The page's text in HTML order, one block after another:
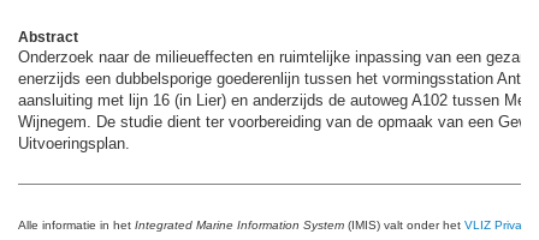
Abstract
Onderzoek naar de milieueffecten en ruimtelijke inpassing van een
enerzijds een dubbelsporige goederenlijn tussen het vormingsstation
aansluiting met lijn 16 (in Lier) en anderzijds de autoweg A102 tussen
Wijnegem. De studie dient ter voorbereiding van de opmaak van een
Uitvoeringsplan.
Alle informatie in het Integrated Marine Information System (IMIS) valt onder het VLIZ Privacy